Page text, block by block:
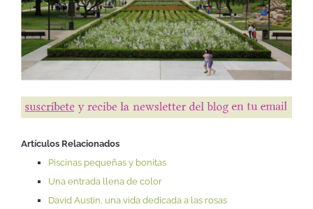
Artículos Relacionados
Piscinas pequeñas y bonitas
Una entrada llena de color
David Austin, una vida dedicada a las rosas